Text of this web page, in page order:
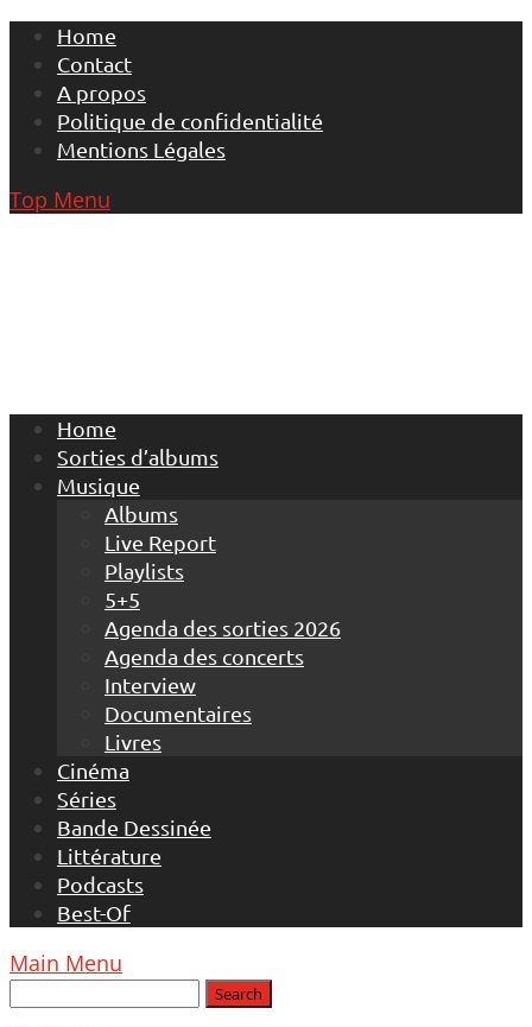
Skip
content
Home
Contact
A propos
Politique de confidentialité
Mentions Légales
Top Menu
Home
Sorties d’albums
Musique
Albums
Live Report
Playlists
5+5
Agenda des sorties 2026
Agenda des concerts
Interview
Documentaires
Livres
Cinéma
Séries
Bande Dessinée
Littérature
Podcasts
Best-Of
Main Menu